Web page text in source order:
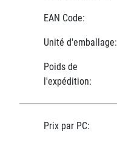
EAN Code:
Unité d'emballage:
Poids de
l'expédition:
Prix par PC: